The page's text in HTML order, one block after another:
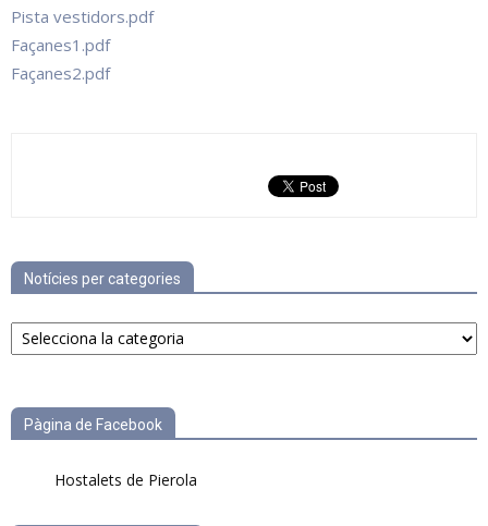
Pista vestidors.pdf
Façanes1.pdf
Façanes2.pdf
Notícies per categories
Notícies
per
Pàgina de Facebook
Hostalets de Pierola